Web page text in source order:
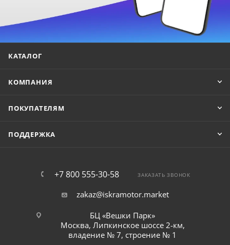
КАТАЛОГ
КОМПАНИЯ
ПОКУПАТЕЛЯМ
ПОДДЕРЖКА
+7 800 555-30-58 ЗАКАЗАТЬ ЗВОНОК
zakaz@iskramotor.market
БЦ «Вешки Парк»
Москва, Липкинское шоссе 2-км,
владение № 7, строение № 1